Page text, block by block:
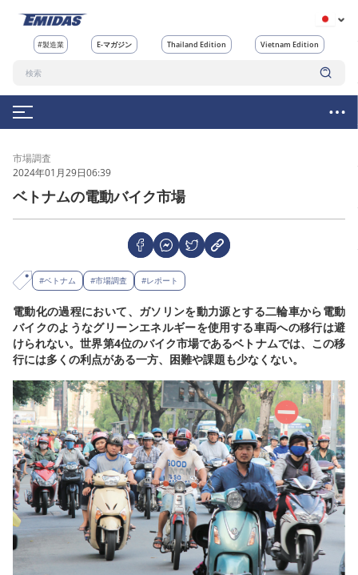
#製造業 E-マガジン Thailand Edition Vietnam Edition
市場調査
2024年01月29日06:39
ベトナムの電動バイク市場
#ベトナム #市場調査 #レポート
電動化の過程において、ガソリンを動力源とする二輪車から電動
バイクのようなグリーンエネルギーを使用する車両への移行は避
けられない。世界第4位のバイク市場であるベトナムでは、この移
行には多くの利点がある一方、困難や課題も少なくない。